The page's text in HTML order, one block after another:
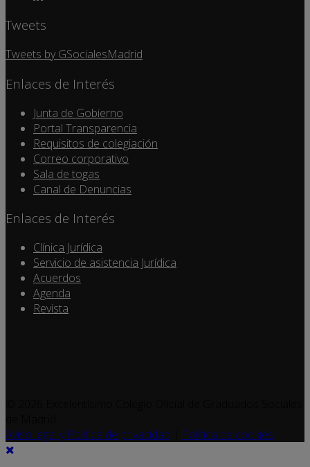
Tweets
Tweets by GSocialesMadrid
Enlaces de Interés
Junta de Gobierno
Portal Transparencia
Requisitos de colegiación
Correo corporativo
Sala de togas
Canal de Denuncias
Enlaces de Interés
Clínica Jurídica
Servicio de asistencia Jurídica
Acuerdos
Agenda
Revista
Aviso legal y Política de privacidad
Política de cookies